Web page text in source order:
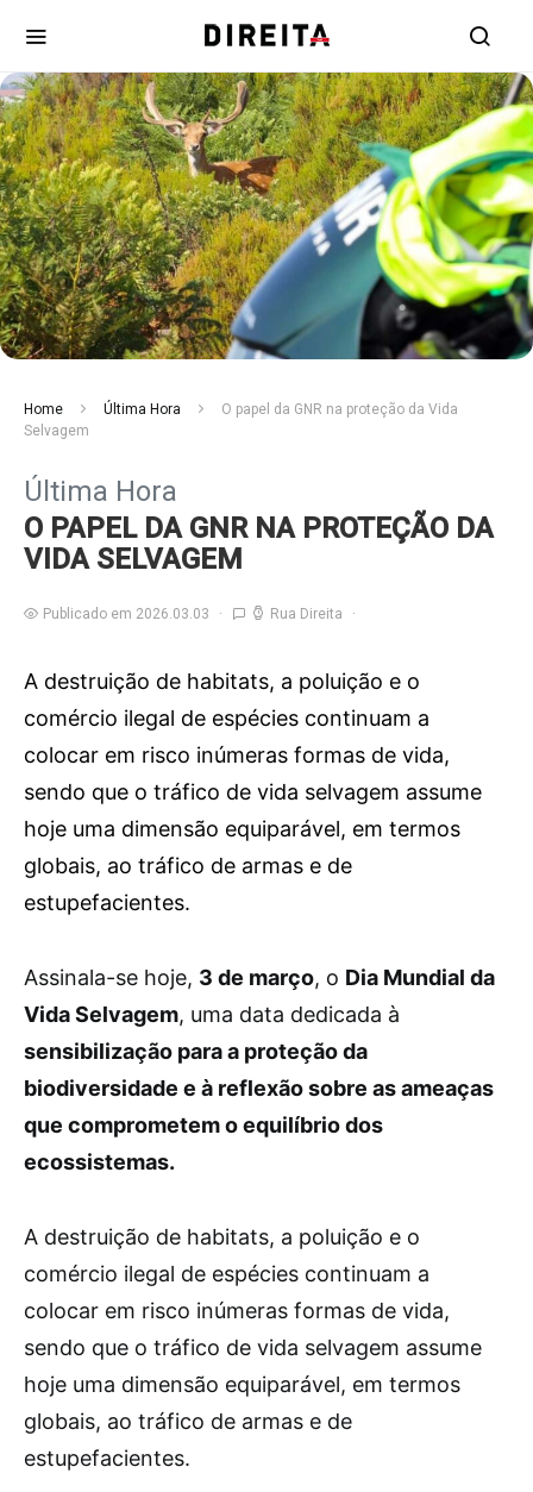
Home Última Hora
O papel da GNR na proteção da Vida
Selvagem
Última Hora
O PAPEL DA GNR NA PROTEÇÃO DA
VIDA SELVAGEM
Publicado em 2026.03.03 Rua Direita
A destruição de habitats, a poluição e o
comércio ilegal de espécies continuam a
colocar em risco inúmeras formas de vida,
sendo que o tráfico de vida selvagem assume
hoje uma dimensão equiparável, em termos
globais, ao tráfico de armas e de
estupefacientes.
Assinala-se hoje, 3 de março, o Dia Mundial da
Vida Selvagem, uma data dedicada à
sensibilização para a proteção da
biodiversidade e à reflexão sobre as ameaças
que comprometem o equilíbrio dos
ecossistemas.
A destruição de habitats, a poluição e o
comércio ilegal de espécies continuam a
colocar em risco inúmeras formas de vida,
sendo que o tráfico de vida selvagem assume
hoje uma dimensão equiparável, em termos
globais, ao tráfico de armas e de
estupefacientes.